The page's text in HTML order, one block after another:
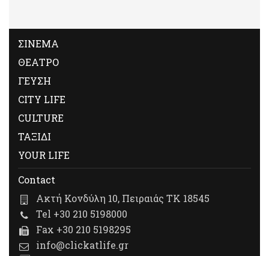
ΣΙΝΕΜΑ
ΘΕΑΤΡΟ
ΓΕΥΣΗ
CITY LIFE
CULTURE
ΤΑΞΙΔΙ
YOUR LIFE
Contact
Ακτή Κονδύλη 10, Πειραιάς ΤΚ 18545
Tel +30 210 5198000
Fax +30 210 5198295
info@clickatlife.gr